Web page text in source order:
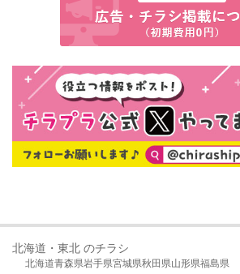
北海道・東北 のチラシ
北海道青森県岩手県宮城県秋田県山形県福島県